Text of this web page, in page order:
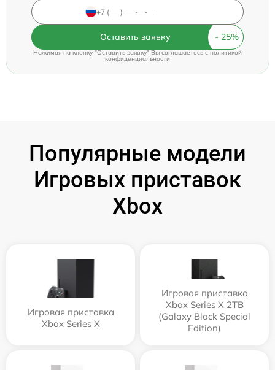
Оставить заявку
Нажимая на кнопку "Оставить заявку" Вы соглашаетесь c политикой
конфиденциальности
Популярные модели
Игровых приставок
Xbox
Игровая приставка
Xbox Series X
Игровая приставка
Xbox Series X 2TB
(Galaxy Black Special
Edition)